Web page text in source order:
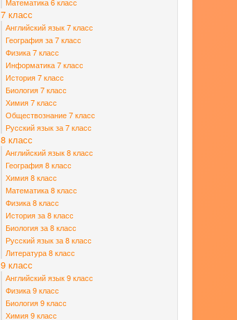
7 класс
Английский язык 7 класс
География за 7 класс
Физика 7 класс
Информатика 7 класс
История 7 класс
Биология 7 класс
Химия 7 класс
Обществознание 7 класс
Русский язык за 7 класс
8 класс
Английский язык 8 класс
География 8 класс
Химия 8 класс
Математика 8 класс
Физика 8 класс
История за 8 класс
Биология за 8 класс
Русский язык за 8 класс
Литература 8 класс
9 класс
Английский язык 9 класс
Физика 9 класс
Биология 9 класс
Химия 9 класс